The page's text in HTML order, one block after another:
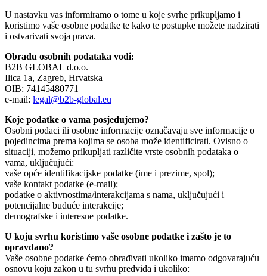
U nastavku vas informiramo o tome u koje svrhe prikupljamo i
koristimo vaše osobne podatke te kako te postupke možete nadzirati
i ostvarivati svoja prava.
Obradu osobnih podataka vodi:
B2B GLOBAL d.o.o.
Ilica 1a, Zagreb, Hrvatska
OIB: 74145480771
e-mail: legal@b2b-global.eu
Koje podatke o vama posjedujemo?
Osobni podaci ili osobne informacije označavaju sve informacije o
pojedincima prema kojima se osoba može identificirati. Ovisno o
situaciji, možemo prikupljati različite vrste osobnih podataka o
vama, uključujući:
vaše opće identifikacijske podatke (ime i prezime, spol);
vaše kontakt podatke (e-mail);
podatke o aktivnostima/interakcijama s nama, uključujući i
potencijalne buduće interakcije;
demografske i interesne podatke.
U koju svrhu koristimo vaše osobne podatke i zašto je to
opravdano?
Vaše osobne podatke ćemo obrađivati ukoliko imamo odgovarajuću
osnovu koju zakon u tu svrhu predviđa i ukoliko: